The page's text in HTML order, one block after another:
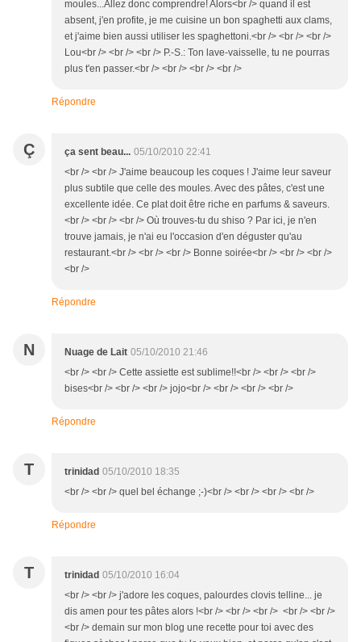
moules...Allez donc comprendre! Alors<br /> quand il est
absent, j'en profite, je me cuisine un bon spaghetti aux clams,
et j'aime bien aussi utiliser les spaghettoni.<br /> <br /> <br />
Lou<br /> <br /> <br /> P.-S.: Ton lave-vaisselle, tu ne pourras
plus t'en passer.<br /> <br /> <br /> <br />
Répondre
Ç ça sent beau... 05/10/2010 22:41
<br /> <br /> J'aime beaucoup les coques ! J'aime leur saveur
plus subtile que celle des moules. Avec des pâtes, c'est une
excellente idée. Ce plat doit être riche en parfums & saveurs.
<br /> <br /> <br /> Où trouves-tu du shiso ? Par ici, je n'en
trouve jamais, je n'ai eu l'occasion d'en déguster qu'au
restaurant.<br /> <br /> <br /> Bonne soirée<br /> <br /> <br />
<br />
Répondre
N Nuage de Lait 05/10/2010 21:46
<br /> <br /> Cette assiette est sublime!!<br /> <br /> <br />
bises<br /> <br /> <br /> jojo<br /> <br /> <br /> <br />
Répondre
T trinidad 05/10/2010 18:35
<br /> <br /> quel bel échange ;-)<br /> <br /> <br /> <br />
Répondre
T trinidad 05/10/2010 16:04
<br /> <br /> j'adore les coques, palourdes clovis telline... je
dis amen pour tes pâtes alors !<br /> <br /> <br /> <br /> <br />
<br /> demain sur mon blog une recette pour toi avec des